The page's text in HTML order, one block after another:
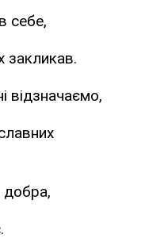
себе,
закликав.
відзначаємо,
добра,